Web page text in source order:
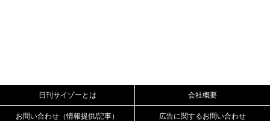
日刊サイゾーとは 会社概要
お問い合わせ（情報提供/記事） 広告に関するお問い合わせ